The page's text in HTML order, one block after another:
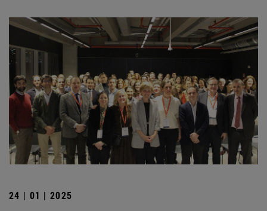
24 | 01 | 2025